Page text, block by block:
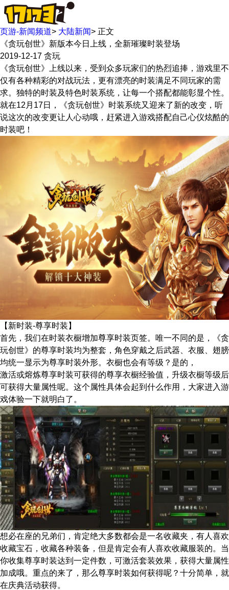
页游-新闻频道> 大陆新闻> 正文
《贪玩创世》新版本今日上线，全新璀璨时装登场
2019-12-17 贪玩
《贪玩创世》上线以来，受到众多玩家们的热烈追捧，游戏里不
仅有各种精彩的对战玩法，更有漂亮的时装满足不同玩家的需
求。独特的时装及特色时装系统，让每一个搭配都能彰显个性。
就在12月17日，《贪玩创世》时装系统又迎来了新的改变，听
说这次的改变更让人心动哦，赶紧进入游戏搭配自己心仪炫酷的
时装吧！
【新时装-尊享时装】
首先，我们在时装衣橱增加尊享时装页签。唯一不同的是，《贪
玩创世》的尊享时装均为整套，角色穿戴之后武器、衣服、翅膀
均统一显示为尊享时装外形。衣橱也会有等级？是的，
激活或熔炼尊享时装可获得的尊享衣橱经验值，升级衣橱等级后
可获得大量属性呢。这个属性具体会起到什么作用，大家进入游
戏体验一下就明白了。
想必在座的兄弟们，肯定绝大多数都会是一名收藏夹，有人喜欢
收藏宝石，收藏各种装备，但是肯定会有人喜欢收藏服装的。当
你收集尊享时装达到一定件数，可激活套装效果，获得大量属性
加成哦。重点的来了，那么尊享时装如何获得呢？十分简单，就
在庆典活动获得。